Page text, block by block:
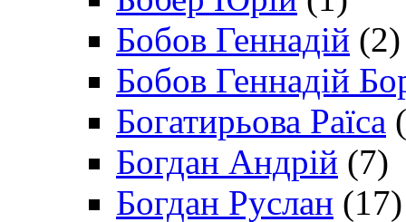
Бобов Геннадій (2)
Бобов Геннадій
Богатирьова Раїса
Богдан Андрій (7)
Богдан Руслан (17)